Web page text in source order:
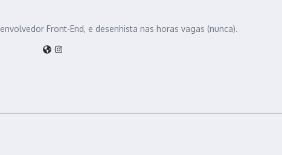
Front-End, e desenhista nas horas vagas (nunca).